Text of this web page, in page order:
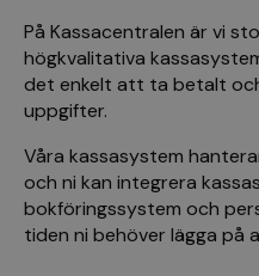
På Kassacentralen är vi
högkvalitativa
det enkelt att ta betalt
uppgifter.
Våra kassasystem
och ni kan integrera
bokföringssystem och
tiden ni behöver lägga på